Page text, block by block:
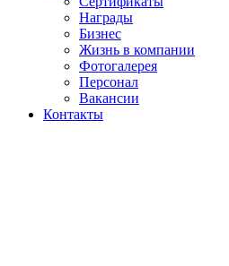
Награды
Бизнес
Жизнь в компании
Фотогалерея
Персонал
Вакансии
Контакты